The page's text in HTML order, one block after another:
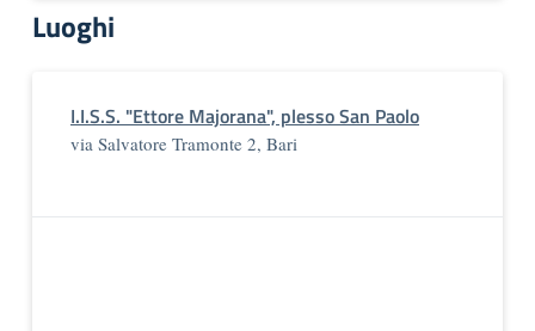
Luoghi
I.I.S.S. "Ettore Majorana", plesso San Paolo
via Salvatore Tramonte 2, Bari